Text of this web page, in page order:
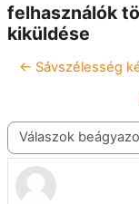
felhasználók
kiküldése
← Sávszélesség
Megjelenítési mód